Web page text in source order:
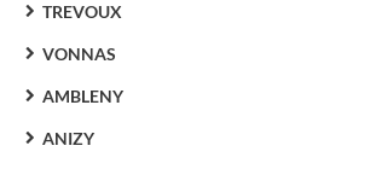
TREVOUX
VONNAS
AMBLENY
ANIZY